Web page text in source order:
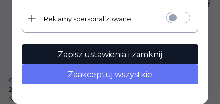
Dzięki indywidualnemu grawerowi produkt nabiera dla
osoby obdarowanej wartości sentymentalnej.
Zawieszka:
Materiał:
Reklamy spersonalizowane
Zapisz ustawienia i zamknij
Zaakceptuj wszystkie